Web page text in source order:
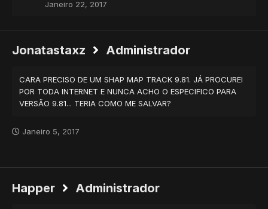
Janeiro 22, 2017
Jonatastaxz Administrador
CARA PRECISO DE UM SHAP MAP TRACK 9.81. JÁ PROCUREI
POR TODA INTERNET E NUNCA ACHO O ESPECIFICO PARA
VERSÃO 9.81... TERIA COMO ME SALVAR?
Janeiro 5, 2017
Happer Administrador